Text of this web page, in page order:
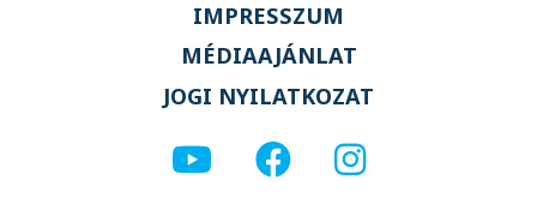
IMPRESSZUM
MÉDIAAJÁNLAT
JOGI NYILATKOZAT